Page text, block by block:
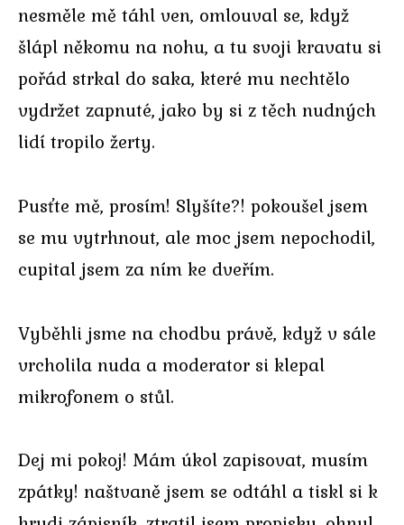
nesměle mě táhl ven, omlouval se, když
šlápl někomu na nohu, a tu svoji kravatu si
pořád strkal do saka, které mu nechtělo
vydržet zapnuté, jako by si z těch nudných
lidí tropilo žerty.
Pusťte mě, prosím! Slyšíte?! pokoušel jsem
se mu vytrhnout, ale moc jsem nepochodil,
cupital jsem za ním ke dveřím.
Vyběhli jsme na chodbu právě, když v sále
vrcholila nuda a moderator si klepal
mikrofonem o stůl.
Dej mi pokoj! Mám úkol zapisovat, musím
zpátky! naštvaně jsem se odtáhl a tiskl si k